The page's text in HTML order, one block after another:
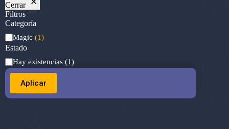
Cerrar
Filtros
Categoría
Categoría
Magic (1)
Estado
Estado
Hay existencias (1)
Aplicar